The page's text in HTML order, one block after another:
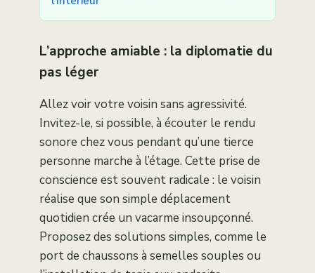
L’approche amiable : la diplomatie du
pas léger
Allez voir votre voisin sans agressivité.
Invitez-le, si possible, à écouter le rendu
sonore chez vous pendant qu’une tierce
personne marche à l’étage. Cette prise de
conscience est souvent radicale : le voisin
réalise que son simple déplacement
quotidien crée un vacarme insoupçonné.
Proposez des solutions simples, comme le
port de chaussons à semelles souples ou